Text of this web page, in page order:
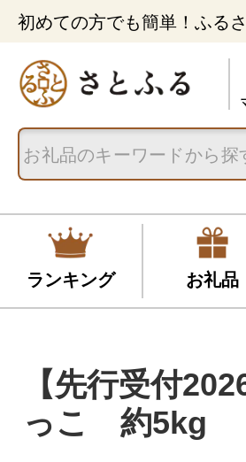
初めての方でも簡単！ふる
ランキング お礼品
【先行受付
っこ 約5kg